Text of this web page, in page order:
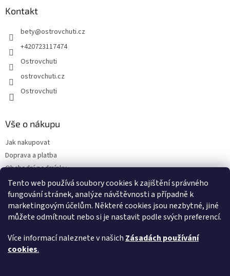
Tento web používá soubory cookies k zajištění správného
fungování stránek, analýze návštěvnosti a případně k
marketingovým účelům. Některé cookies jsou nezbytné, jiné
můžete odmítnout nebo si je nastavit podle svých preferencí.
Více informací naleznete v našich Zásadách používání
cookies.
Kontakt
bety@ostrovchuti.cz
+420723117474
Ostrovchuti
ostrovchuti.cz
Ostrovchuti
Vše o nákupu
Jak nakupovat
Doprava a platba
Obchodní podmínky
Podmínky ochrany osobních údajů
Předplatné
O nás
Sezónnost exotického ovoce
Napsali o nás
FAQ - Nejčastější dotazy